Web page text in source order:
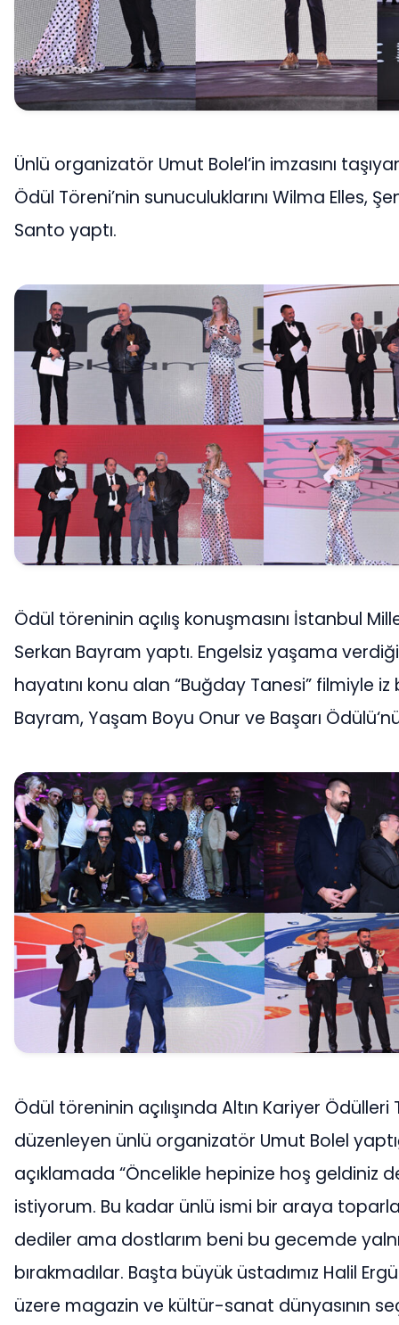
Ünlü organizatör Umut Bolel‘in imzasını
Ödül Töreni’nin sunuculuklarını Wilma Elles,
Santo yaptı.
Ödül töreninin açılış konuşmasını İstanbul
Serkan Bayram yaptı. Engelsiz yaşama
hayatını konu alan “Buğday Tanesi” filmiyle iz
Bayram, Yaşam Boyu Onur ve Başarı
Ödül töreninin açılışında Altın Kariyer Ödülleri
düzenleyen ünlü organizatör Umut Bolel
açıklamada “Öncelikle hepinize hoş geldiniz
istiyorum. Bu kadar ünlü ismi bir araya
dediler ama dostlarım beni bu gecemde
bırakmadılar. Başta büyük üstadımız Halil
üzere magazin ve kültür-sanat dünyasının